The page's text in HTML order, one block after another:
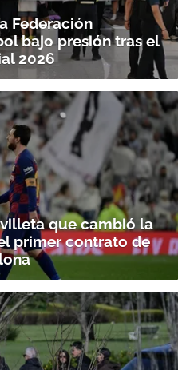
Federación
bajo presión tras el
2026
que cambió la
primer contrato de